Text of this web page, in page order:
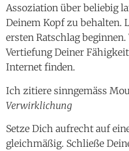
Assoziation über beliebig
Deinem Kopf zu behalten.
ersten Ratschlag
Vertiefung Deiner
Internet finden.
Ich zitiere sinngemäss
Verwirklichung
Setze Dich aufrecht auf
gleichmäßig. Schließe